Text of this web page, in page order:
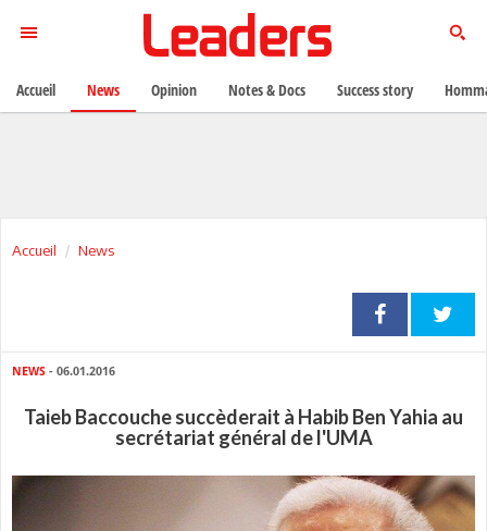
Accueil News
NEWS - 06.01.2016
Taieb Baccouche succèderait à Habib Ben Yahia au
secrétariat général de l'UMA
Accueil News Opinion Notes & Docs Success story